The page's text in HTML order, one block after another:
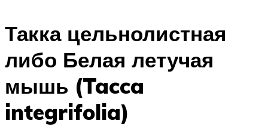
Такка цельнолистная
либо Белая летучая
мышь (Tacca
integrifolia)